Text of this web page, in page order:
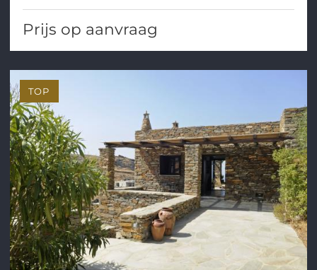
Prijs op aanvraag
TOP